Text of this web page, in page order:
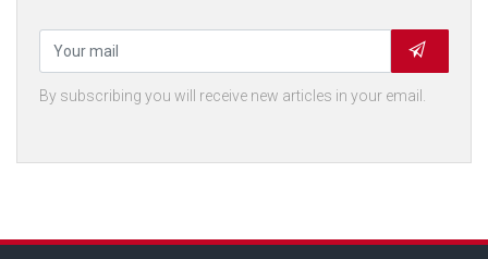
By subscribing you will receive new articles in your email.